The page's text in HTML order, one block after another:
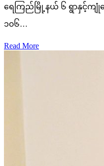
ရေကြည်မြို့နယ် ၆ ရွာနှင့်ကျုံပျ
၁၀၆…
Read More